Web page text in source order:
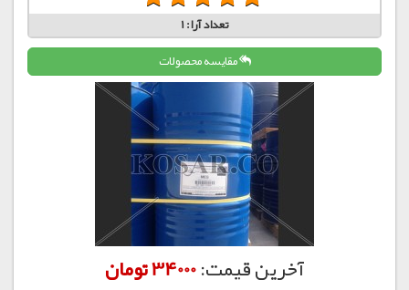
تعداد آرا:1
مقایسه محصولات
آخرین قیمت:34000 تومان